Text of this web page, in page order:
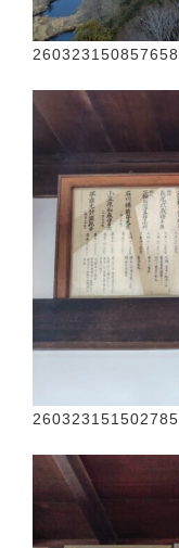
260323150857658
260323151502785